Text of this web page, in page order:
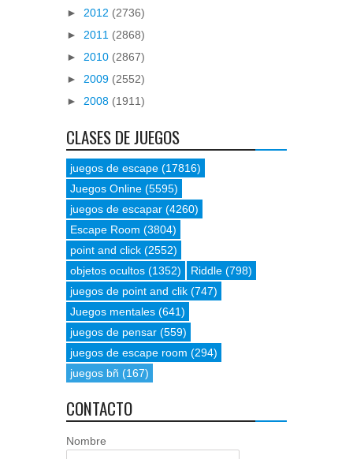
► 2012 (2736)
► 2011 (2868)
► 2010 (2867)
► 2009 (2552)
► 2008 (1911)
CLASES DE JUEGOS
juegos de escape (17816)
Juegos Online (5595)
juegos de escapar (4260)
Escape Room (3804)
point and click (2552)
objetos ocultos (1352) Riddle (798)
juegos de point and clik (747)
Juegos mentales (641)
juegos de pensar (559)
juegos de escape room (294)
juegos bñ (167)
CONTACTO
Nombre